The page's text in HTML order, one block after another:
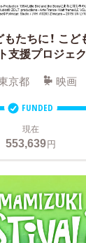
たちに！ こど
支援プロジェ
京都 映画
FUNDED
現在
553,639円